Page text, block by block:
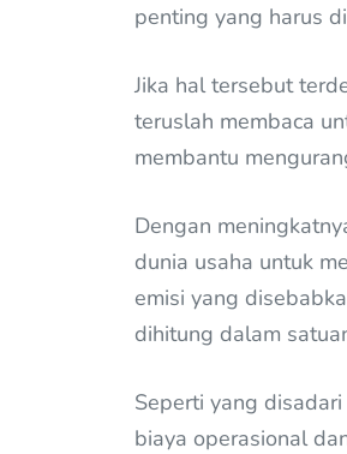
penting yang harus
Jika hal tersebut
teruslah membaca
membantu
Dengan
dunia usaha untuk
emisi yang
dihitung dalam
Seperti yang
biaya operasional